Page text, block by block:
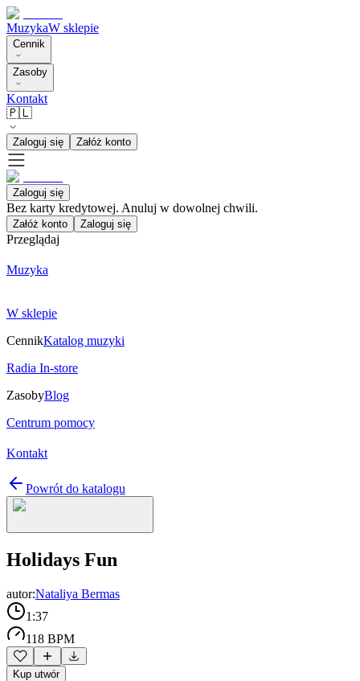
MuzykaW sklepie
Cennik
Zasoby
Kontakt
🇵🇱
Zaloguj się Załóż konto
Zaloguj się
Bez karty kredytowej. Anuluj w dowolnej chwili.
Załóż konto Zaloguj się
Przeglądaj
Muzyka
W sklepie
CennikKatalog muzyki
Radia In-store
ZasobyBlog
Centrum pomocy
Kontakt
Powrót do katalogu
Holidays Fun
autor:Nataliya Bermas
1:37
118 BPM
Kup utwór